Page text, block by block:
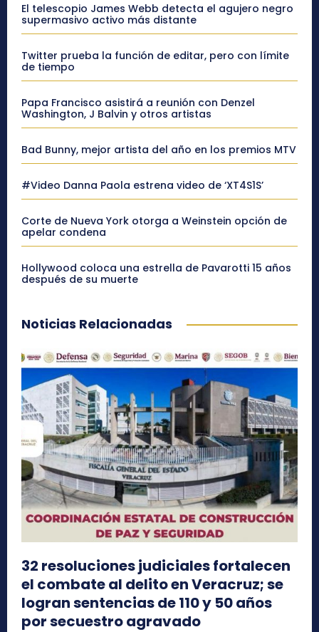
El telescopio James Webb detecta el agujero negro
supermasivo activo más distante
Twitter prueba la función de editar, pero con límite
de tiempo
Papa Francisco asistirá a reunión con Denzel
Washington, J Balvin y otros artistas
Bad Bunny, mejor artista del año en los premios MTV
#Video Danna Paola estrena video de ‘XT4S1S’
Corte de Nueva York otorga a Weinstein opción de
apelar condena
Hollywood coloca una estrella de Pavarotti 15 años
después de su muerte
Noticias Relacionadas
32 resoluciones judiciales fortalecen
el combate al delito en Veracruz; se
logran sentencias de 110 y 50 años
por secuestro agravado